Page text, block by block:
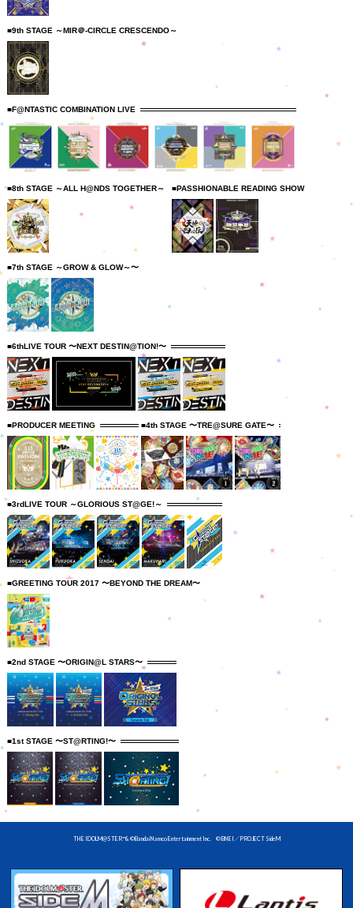
■9th STAGE ～MIR＠-CIRCLE CRESCENDO～
■F@NTASTIC COMBINATION LIVE
■8th STAGE ～ALL H@NDS TOGETHER～ ■PASSHIONABLE READING SHOW
■7th STAGE ～GROW & GLOW～〜
■6thLIVE TOUR 〜NEXT DESTIN@TION!〜
■PRODUCER MEETING ■4th STAGE 〜TRE@SURE GATE〜
■3rdLIVE TOUR ～GLORIOUS ST@GE!～
■GREETING TOUR 2017 〜BEYOND THE DREAM〜
■2nd STAGE 〜ORIGIN@L STARS〜
■1st STAGE 〜ST@RTING!〜
THE IDOLM@STER™& ©Bandai Namco Entertainment Inc. © BNEI／PROJECT SideM